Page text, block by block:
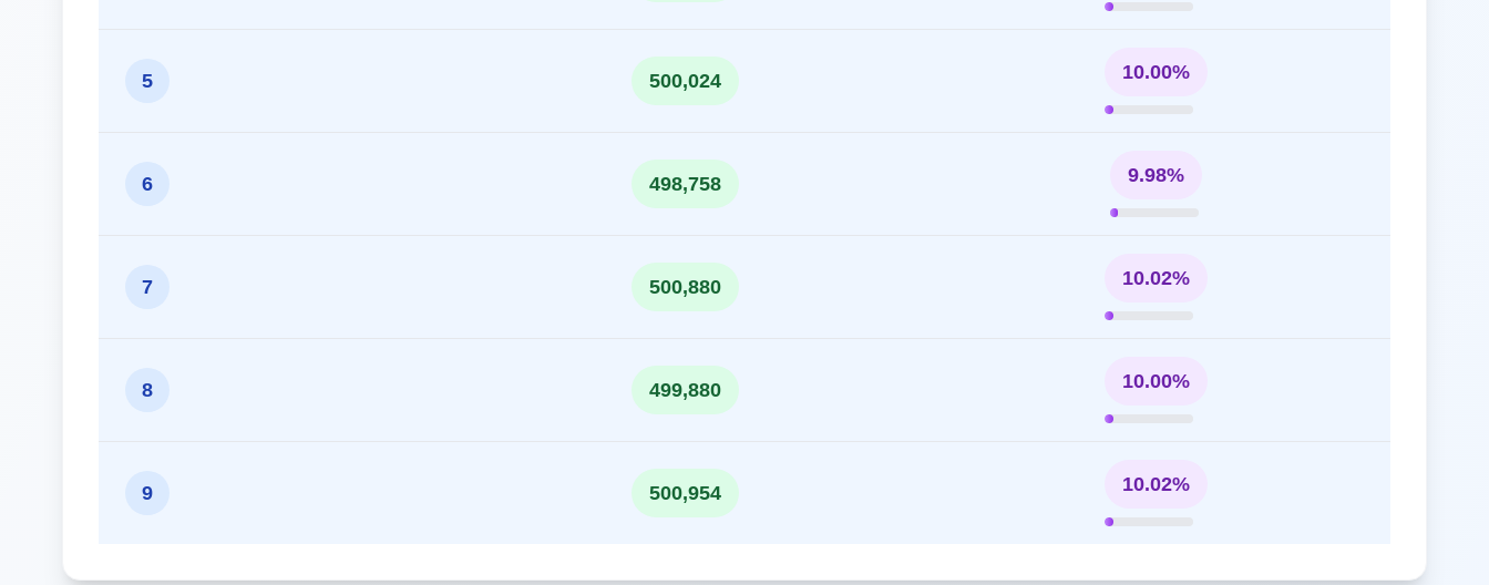
5 500,024 10.00%
6 498,758 9.98%
7 500,880 10.02%
8 499,880 10.00%
9 500,954 10.02%